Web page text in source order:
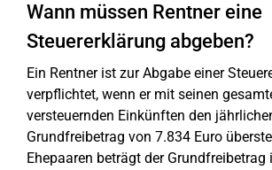
Wann müssen Rentner eine
Steuererklärung abgeben?
Ein Rentner ist zur Abgabe einer
verpflichtet, wenn er mit seinen
versteuernden Einkünften den
Grundfreibetrag von 7.834 Euro
Ehepaaren beträgt der Grundfreibetrag